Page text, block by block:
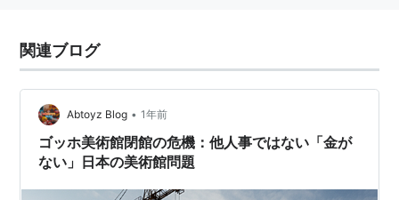
すること」を「メセナ」というようになった。
日本では、1990年に企業メセナ協議会が発足した際、
「即効的な販売促進・広告宣伝効果を求めるのではな
く、社会貢献の一環として行う芸術文化支援」という意
味で、「スポンサー」ではなく「メセナ」という言葉を
導入したことから、一般に知られるようになった。その
後、マスコミなどを通じてこの言葉が広まっていく過程
関連ブログ
Abtoyz Blog • 1年前
ゴッホ美術館閉館の危機：他人事ではない「金が
ない」日本の美術館問題